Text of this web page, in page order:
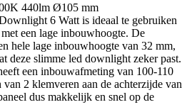
440lm Ø105 mm
6 Watt is ideaal te gebruiken
een lage inbouwhoogte. De
hele lage inbouwhoogte van 32 mm,
deze slimme led downlight zeker past.
een inbouwafmeting van 100-110
2 klemveren aan de achterzijde van
dus makkelijk en snel op de